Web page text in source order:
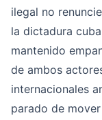
ilegal no
la dictadura
mantenido
de ambos
internacionales
parado de